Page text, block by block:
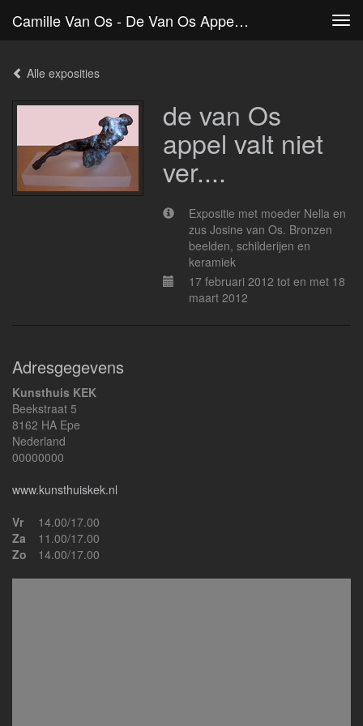
Camille Van Os - De Van Os Appel Valt Niet Ver....
Alle exposities
de van Os
appel valt niet
ver....
Expositie met moeder Nella en
zus Josine van Os. Bronzen
beelden, schilderijen en
keramiek
17 februari 2012 tot en met 18
maart 2012
Adresgegevens
Kunsthuis KEK
Beekstraat 5
8162 HA Epe
Nederland
00000000
www.kunsthuiskek.nl
Vr
14.00/17.00
Za
11.00/17.00
Zo
14.00/17.00